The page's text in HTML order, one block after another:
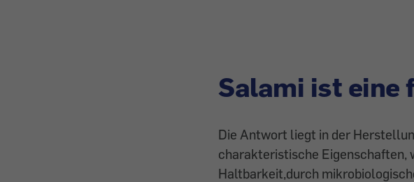
Salami ist
Die Antwort liegt in der
charakteristische Eigenschaften,
Haltbarkeit,durch